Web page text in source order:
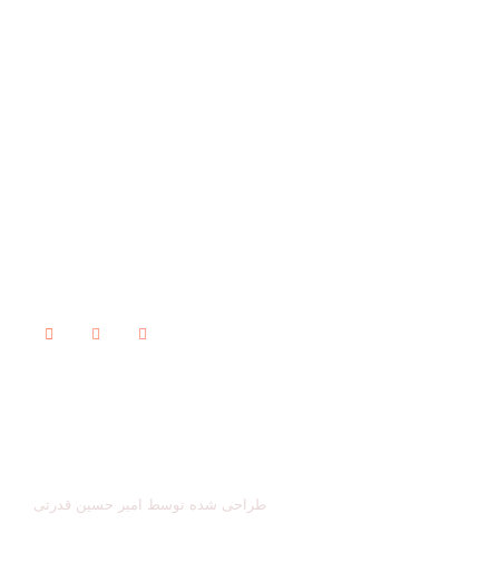
طراحی شده توسط امیر حسین قدرتی